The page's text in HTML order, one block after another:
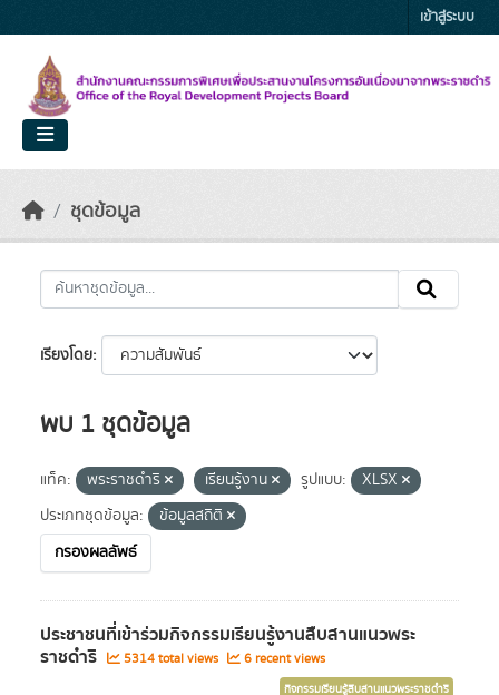
เข้าสู่ระบบ
ชุดข้อมูล
เรียงโดย
พบ 1 ชุดข้อมูล
แท็ค: พระราชดำริ เรียนรู้งาน รูปแบบ:
XLSX
ประเภทชุดข้อมูล:
ข้อมูลสถิติ
กรองผลลัพธ์
ประชาชนที่เข้าร่วมกิจกรรมเรียนรู้งานสืบสานแนวพระ
ราชดำริ 5314 total views 6 recent views
กิจกรรมเรียนรู้สืบสานแนวพระราชดำริ